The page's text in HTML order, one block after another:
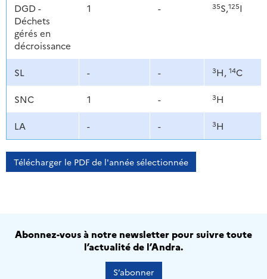
DGD -
Déchets
gérés en
décroissance
1 - 35S,125I
SL - - 3H, 14C
SNC 1 - 3H
LA - - 3H
Télécharger le PDF de l'année sélectionnée
Abonnez-vous à notre newsletter pour suivre toute
l’actualité de l’Andra.
S’abonner